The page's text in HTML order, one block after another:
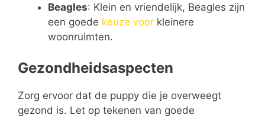
Beagles: Klein en vriendelijk, Beagles zijn
een goede keuze voor kleinere
woonruimten.
Gezondheidsaspecten
Zorg ervoor dat de puppy die je overweegt
gezond is. Let op tekenen van goede